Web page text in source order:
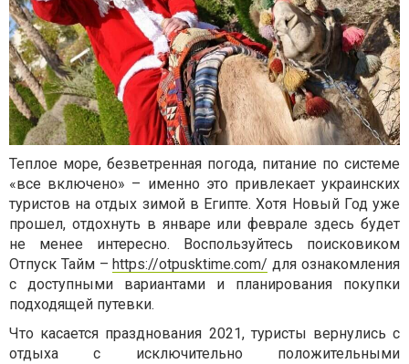
Теплое море, безветренная погода, питание по системе
«все включено» – именно это привлекает украинских
туристов на отдых зимой в Египте. Хотя Новый Год уже
прошел, отдохнуть в январе или феврале здесь будет
не менее интересно. Воспользуйтесь поисковиком
Отпуск Тайм – https://otpusktime.com/ для ознакомления
с доступными вариантами и планирования покупки
подходящей путевки.
Что касается празднования 2021, туристы вернулись с
отдыха с исключительно положительными